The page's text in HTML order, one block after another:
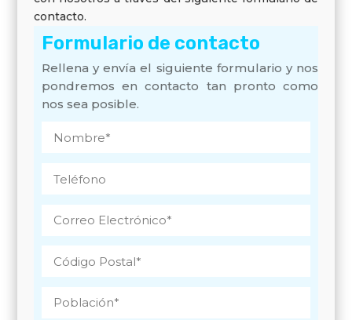
contacto.
Formulario de contacto
Rellena y envía el siguiente formulario y nos
pondremos en contacto tan pronto como
nos sea posible.